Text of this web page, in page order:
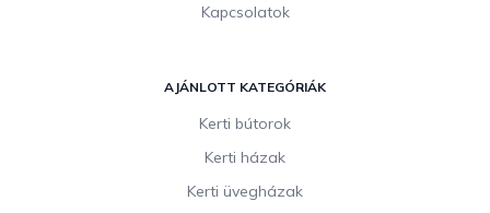
Kapcsolatok
AJÁNLOTT KATEGÓRIÁK
Kerti bútorok
Kerti házak
Kerti üvegházak